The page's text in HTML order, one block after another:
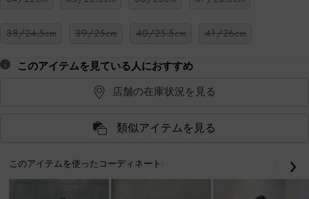
38/24.5cm 39/25cm 40/25.5cm 41/26cm
このアイテムを見ている人におすすめ
店舗の在庫状況を見る
類似アイテムを見る
このアイテムを使ったコーディネート: 戻る